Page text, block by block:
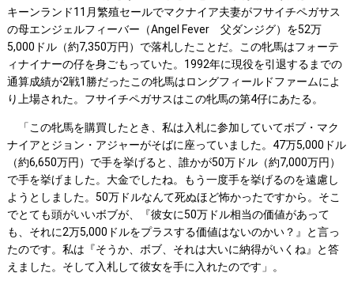
キーンランド11月繁殖セールでマクナイア夫妻がフサイチペガサス
の母エンジェルフィーバー（Angel Fever 父ダンジグ）を52万
5,000ドル（約7,350万円）で落札したことだ。この牝馬はフォーテ
ィナイナーの仔を身ごもっていた。1992年に現役を引退するまでの
通算成績が2戦1勝だったこの牝馬はロングフィールドファームによ
り上場された。フサイチペガサスはこの牝馬の第4仔にあたる。
「この牝馬を購買したとき、私は入札に参加していてボブ・マク
ナイアとジョン・アジャーがそばに座っていました。47万5,000ドル
（約6,650万円）で手を挙げると、誰かが50万ドル（約7,000万円）
で手を挙げました。大金でしたね。もう一度手を挙げるのを遠慮し
ようとしました。50万ドルなんて死ぬほど怖かったですから。そこ
でとても頭がいいボブが、『彼女に50万ドル相当の価値があって
も、それに2万5,000ドルをプラスする価値はないのかい？』と言っ
たのです。私は『そうか、ボブ、それは大いに納得がいくね』と答
えました。そして入札して彼女を手に入れたのです」。